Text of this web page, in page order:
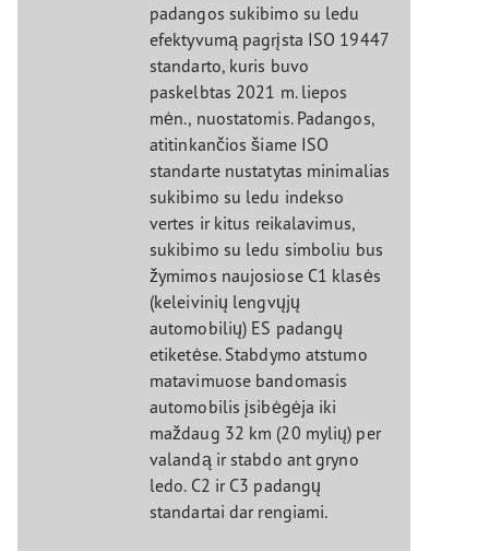
padangos sukibimo su ledu
efektyvumą pagrįsta ISO 19447
standarto, kuris buvo
paskelbtas 2021 m. liepos
mėn., nuostatomis. Padangos,
atitinkančios šiame ISO
standarte nustatytas minimalias
sukibimo su ledu indekso
vertes ir kitus reikalavimus,
sukibimo su ledu simboliu bus
žymimos naujosiose C1 klasės
(keleivinių lengvųjų
automobilių) ES padangų
etiketėse. Stabdymo atstumo
matavimuose bandomasis
automobilis įsibėgėja iki
maždaug 32 km (20 mylių) per
valandą ir stabdo ant gryno
ledo. C2 ir C3 padangų
standartai dar rengiami.